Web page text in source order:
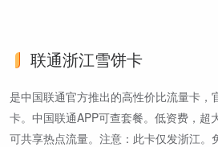
联通浙江雪饼卡
是中国联通官方推出的高性价比流量卡，
卡。中国联通APP可查套餐。低资费，超
可共享热点流量。注意：此卡仅发浙江。